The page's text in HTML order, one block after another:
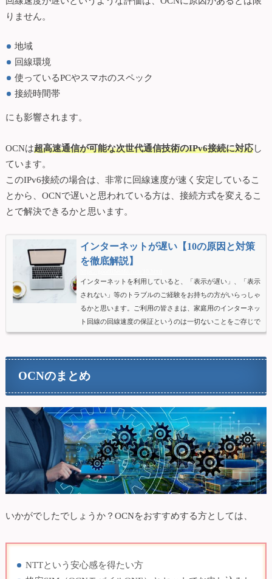
りません。
地域
回線環境
使っているPCやスマホのスペック
接続時間帯
にも影響されます。
OCNは超高速通信が可能な次世代通信技術のIPv6接続に対応し
ています。
このIPv6接続の場合は、非常に回線速度が速く安定しているこ
とから、OCNで遅いと思われている方は、接続方式を変えるこ
とで解決できるかと思います。
インターネットが遅い【10の原因と対策
を徹底解説】
インターネットを利用していると、「表示が遅い」、「表示
されない」等のトラブルのご経験をお持ちの方がいらっしゃ
るかと思います。ご利用の皆さまは、家庭用のインターネッ
ト回線の回線速度の保証というのは一切ないことをご存じで
すか？一つのインターネット回線を共用で利用してることか
れない」等トラブルが発生します。しかし遅かったり不安定
になる原因は、回線やプロバイダー側の問題でない可能性も
OCNのまとめ
いかがでしたでしょうか？OCNをおすすめする方としては、
NTTという安心感を得たい方